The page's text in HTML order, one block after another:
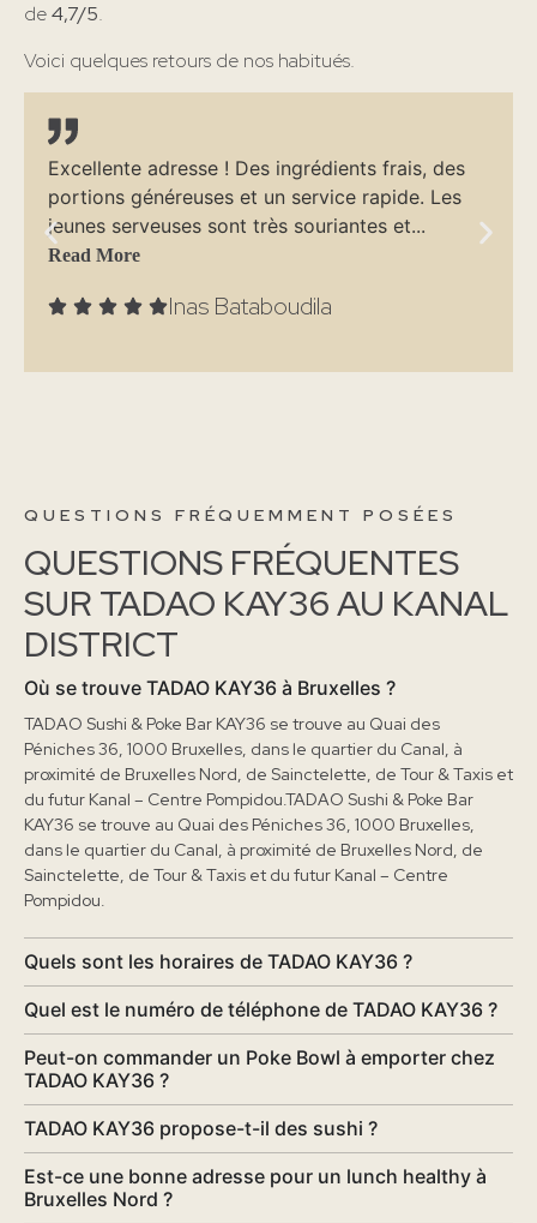
de4,7/5.
Voici quelques retours de nos habitués.
Excellente adresse ! Des ingrédients frais, des
portions généreuses et un service rapide. Les
jeunes serveuses sont très souriantes et...
Read More
Inas Bataboudila
QUESTIONS FRÉQUEMMENT POSÉES
QUESTIONS FRÉQUENTES
SUR TADAO KAY36 AU KANAL
DISTRICT
Où se trouve TADAO KAY36 à Bruxelles ?
TADAO Sushi & Poke Bar KAY36 se trouve au Quai des
Péniches 36, 1000 Bruxelles, dans le quartier du Canal, à
proximité de Bruxelles Nord, de Sainctelette, de Tour & Taxis et
du futur Kanal – Centre Pompidou.TADAO Sushi & Poke Bar
KAY36 se trouve au Quai des Péniches 36, 1000 Bruxelles,
dans le quartier du Canal, à proximité de Bruxelles Nord, de
Sainctelette, de Tour & Taxis et du futur Kanal – Centre
Pompidou.
Quels sont les horaires de TADAO KAY36 ?
Quel est le numéro de téléphone de TADAO KAY36 ?
Peut-on commander un Poke Bowl à emporter chez
TADAO KAY36 ?
TADAO KAY36 propose-t-il des sushi ?
Est-ce une bonne adresse pour un lunch healthy à
Bruxelles Nord ?